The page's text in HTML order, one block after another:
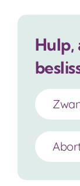
Hulp,